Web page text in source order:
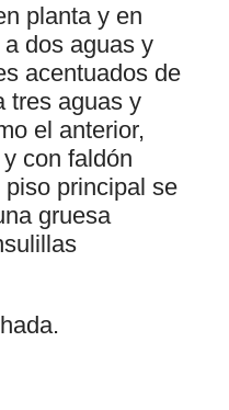
planta y en
dos aguas y
acentuados de
tres aguas y
el anterior,
con faldón
principal se
gruesa